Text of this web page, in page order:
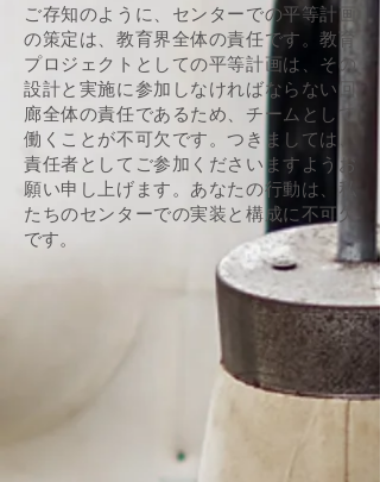
ご存知のように、センターでの平等計画
の策定は、教育界全体の責任です。教育
プロジェクトとしての平等計画は、その
設計と実施に参加しなければならない回
廊全体の責任であるため、チームとして
働くことが不可欠です。つきましては、
責任者としてご参加くださいますようお
願い申し上げます。あなたの行動は、私
たちのセンターでの実装と構成に不可欠
です。